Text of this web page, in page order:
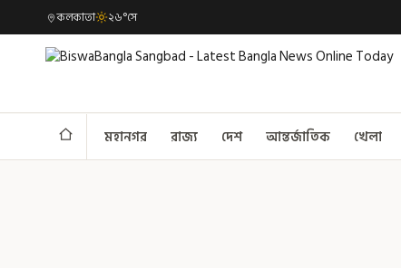
কলকাতা ২৬°সে
মহানগর রাজ্য দেশ আন্তর্জাতিক খেলা